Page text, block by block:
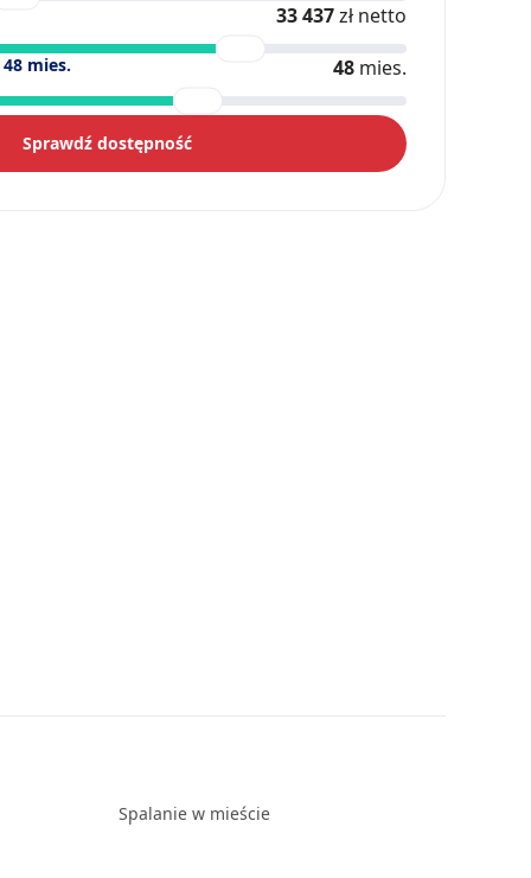
33 437zł netto
48 mies. 48 mies.
Sprawdź dostępność
Spalanie w mieście